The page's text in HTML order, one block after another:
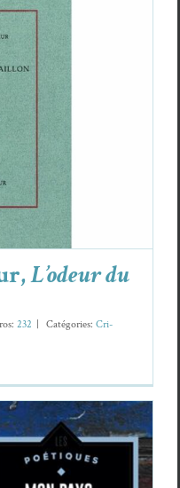
du graillon
L’odeur du
232 | Caté­gories: Cri­